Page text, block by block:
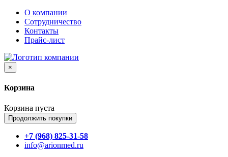
О компании
Сотрудничество
Контакты
Прайс-лист
×
Корзина
Корзина пуста
Продолжить покупки
+7 (968) 825-31-58
info@arionmed.ru